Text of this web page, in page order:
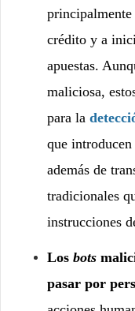
crédito y a
apuestas.
maliciosa,
para la
que
además de
tradicionales
instrucciones
Los bots
pasar por